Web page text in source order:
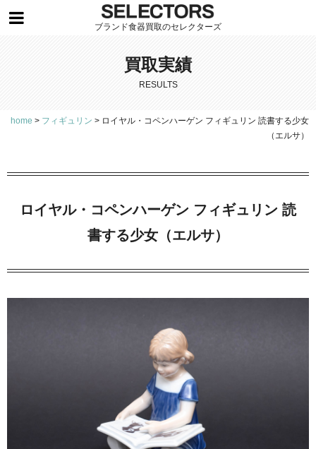
ブランド食器買取のセレクターズ
買取実績
RESULTS
home > フィギュリン > ロイヤル・コペンハーゲン フィギュリン 読書する少女
（エルサ）
ロイヤル・コペンハーゲン フィギュリン 読
書する少女（エルサ）